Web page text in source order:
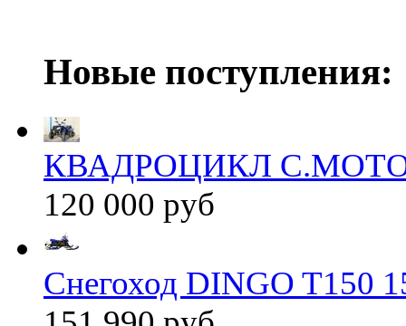
Новые поступления:
КВАДРОЦИКЛ С.МОТО
120 000 руб
Снегоход DINGO T150